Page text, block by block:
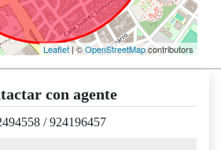
Leaflet | ©OpenStreetMapcontributors
con agente
/924196457